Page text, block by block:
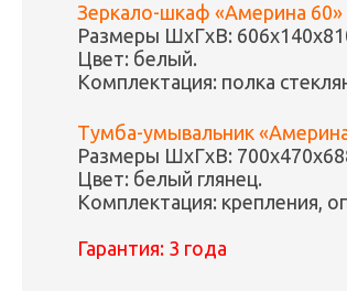
Зеркало-шкаф «Америна 60»
Размеры ШxГxВ:
Цвет: белый.
Комплектация: полка
Тумба-умывальник
Размеры ШxГxВ:
Цвет: белый глянец.
Комплектация: крепления,
Гарантия: 3 года